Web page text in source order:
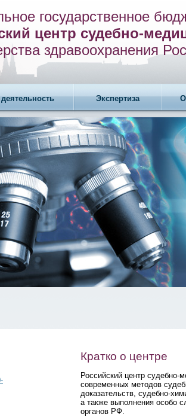
государственное
центр судебно-
здравоохранения
Экспертиза
Кратко о центре
Российский центр судебно-
современных методов
доказательств, судебно-
а также выполнения особо
органов РФ.